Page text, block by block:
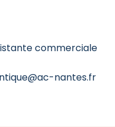
commerciale
nantes.fr